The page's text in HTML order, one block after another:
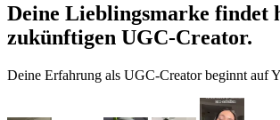
Deine Lieblingsmarke findet
zukünftigen UGC-Creator.
Deine Erfahrung als UGC-Creator beginnt auf